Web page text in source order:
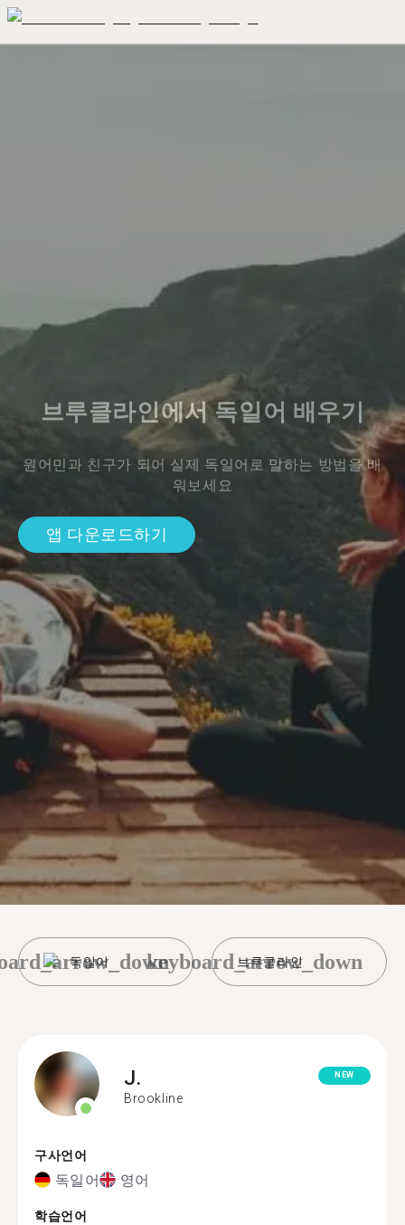
브루클라인에서 독일어 배우기
원어민과 친구가 되어 실제 독일어로 말하는 방법을 배
워보세요
앱 다운로드하기
독일어 브루클라인
keyboard_arrow_down
J.
Brookline
NEW
구사언어
독일어 영어
학습언어